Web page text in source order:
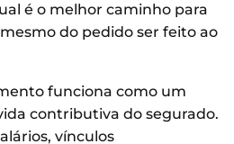
é o melhor caminho para
do pedido ser feito ao
funciona como um
contributiva do segurado.
vínculos